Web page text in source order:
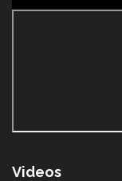
Videos